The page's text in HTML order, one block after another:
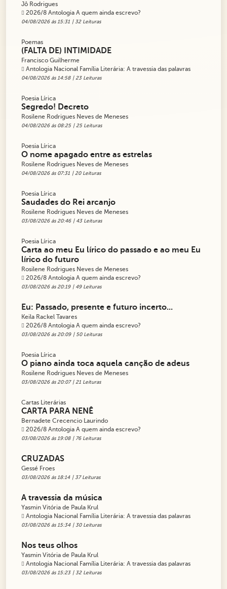
Jô Rodrigues
2026/8 Antologia A quem ainda escrevo?
04/08/2026 ás 15:31 | 32 Leituras
Poemas
(FALTA DE) INTIMIDADE
Francisco Guilherme
Antologia Nacional Família Literária: A travessia das palavras
04/08/2026 ás 14:58 | 23 Leituras
Poesia Lírica
Segredo! Decreto
Rosilene Rodrigues Neves de Meneses
04/08/2026 ás 08:25 | 25 Leituras
Poesia Lírica
O nome apagado entre as estrelas
Rosilene Rodrigues Neves de Meneses
04/08/2026 ás 07:31 | 20 Leituras
Poesia Lírica
Saudades do Rei arcanjo
Rosilene Rodrigues Neves de Meneses
03/08/2026 ás 20:46 | 43 Leituras
Poesia Lírica
Carta ao meu Eu lírico do passado e ao meu Eu
lírico do futuro
Rosilene Rodrigues Neves de Meneses
2026/8 Antologia A quem ainda escrevo?
03/08/2026 ás 20:19 | 49 Leituras
Eu: Passado, presente e futuro incerto...
Keila Rackel Tavares
2026/8 Antologia A quem ainda escrevo?
03/08/2026 ás 20:09 | 50 Leituras
Poesia Lírica
O piano ainda toca aquela canção de adeus
Rosilene Rodrigues Neves de Meneses
03/08/2026 ás 20:07 | 21 Leituras
Cartas Literárias
CARTA PARA NENÊ
Bernadete Crecencio Laurindo
2026/8 Antologia A quem ainda escrevo?
03/08/2026 ás 19:08 | 76 Leituras
CRUZADAS
Gessé Froes
03/08/2026 ás 18:14 | 37 Leituras
A travessia da música
Yasmin Vitória de Paula Krul
Antologia Nacional Família Literária: A travessia das palavras
03/08/2026 ás 15:34 | 30 Leituras
Nos teus olhos
Yasmin Vitória de Paula Krul
Antologia Nacional Família Literária: A travessia das palavras
03/08/2026 ás 15:23 | 32 Leituras